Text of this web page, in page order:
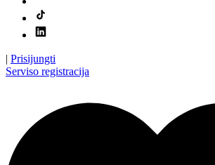
| Prisijungti
Serviso registracija